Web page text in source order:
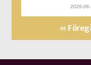
2026-06-
«